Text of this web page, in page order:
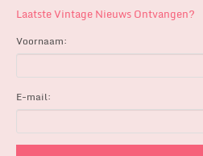
Laatste Vintage Nieuws Ontvangen?
Voornaam:
E-mail: